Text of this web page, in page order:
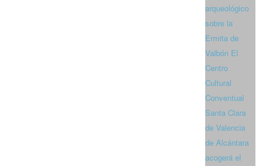
arqueológico
sobre la
Ermita de
Valbón El
Centro
Cultural
Conventual
Santa Clara
de Valencia
de Alcántara
acogerá el